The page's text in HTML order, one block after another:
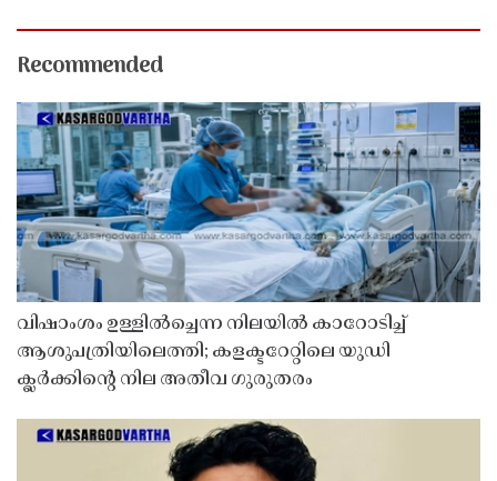
Recommended
വിഷാംശം ഉള്ളിൽച്ചെന്ന നിലയിൽ കാറോടിച്ച്
ആശുപത്രിയിലെത്തി; കളക്ടറേറ്റിലെ യുഡി
ക്ലർക്കിൻ്റെ നില അതീവ ഗുരുതരം